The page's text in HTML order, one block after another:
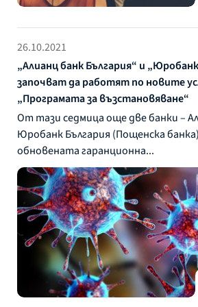
26.10.2021
„Алианц банк България“ и
започват да работят по новите
„Програмата за възстановяване“
От тази седмица още две банки –
Юробанк България (Пощенска
обновената гаранционна...